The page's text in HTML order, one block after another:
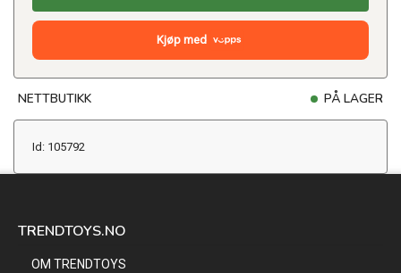
Kjøp med
NETTBUTIKK PÅ LAGER
Id: 105792
TRENDTOYS.NO
OM TRENDTOYS